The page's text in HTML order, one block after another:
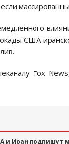
США
Fox
и Иран подпишут